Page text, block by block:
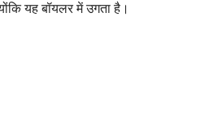
यह बॉयलर में उगता है।